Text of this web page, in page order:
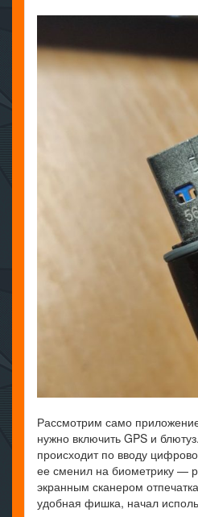
Рассмотрим само
нужно включить GPS и
происходит по вводу
ее сменил на биометрику —
экранным сканером
удобная фишка, начал